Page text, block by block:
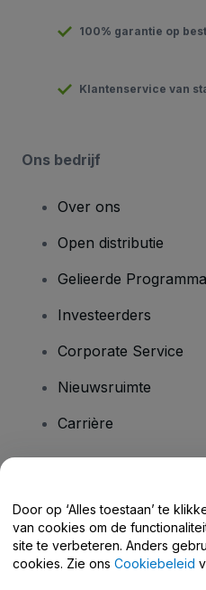
100% garantie op
Klantenservice van
Ons bedrijf
Over ons
Open distributie
Gelieerde
Investeerders
Corporate Service
Nieuwsruimte
Carrière
Helpcentrum /
Door op ‘Alles toestaan’ te
van cookies om de
site te verbeteren. Anders
cookies. Zie ons Cookiebeleid